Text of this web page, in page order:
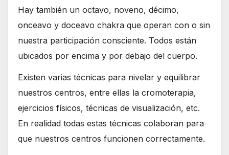
Hay también un octavo, noveno, décimo,
onceavo y doceavo chakra que operan con o sin
nuestra participación consciente. Todos están
ubicados por encima y por debajo del cuerpo.
Existen varias técnicas para nivelar y equilibrar
nuestros centros, entre ellas la cromoterapia,
ejercicios físicos, técnicas de visualización, etc.
En realidad todas estas técnicas colaboran para
que nuestros centros funcionen correctamente.